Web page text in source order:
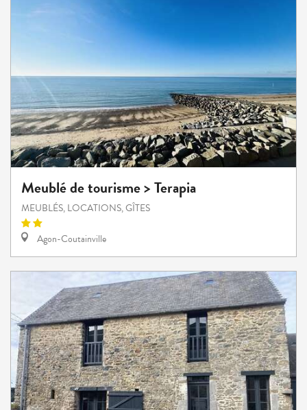
Meublé de tourisme > Terapia
MEUBLÉS, LOCATIONS, GÎTES
Agon-Coutainville